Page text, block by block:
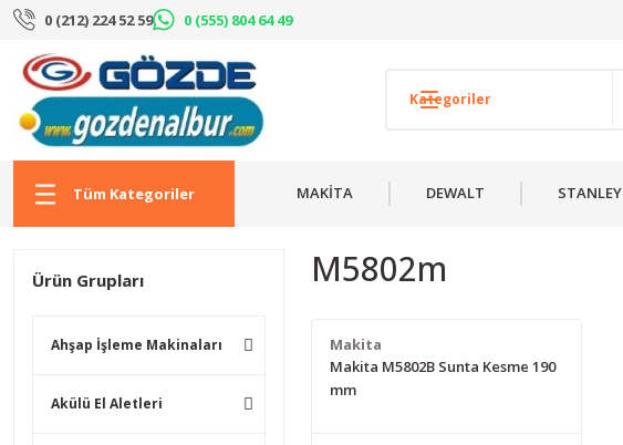
0 (212) 224 52 59 0 (555) 804 64 49
Tüm Kategoriler MAKİTA DEWALT STANLEY
Ürün Grupları
Ahşap İşleme Makinaları
Akülü El Aletleri
M5802m
Makita
Makita M5802B Sunta Kesme 190
mm